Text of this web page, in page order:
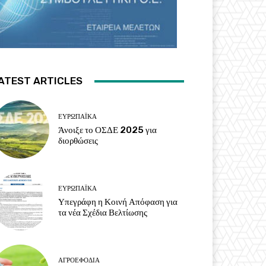
ARTICLES
ΕΥΡΩΠΑΪΚΆ
Άνοιξε το ΟΣΔΕ 2025 για
διορθώσεις
ΕΥΡΩΠΑΪΚΆ
Υπεγράφη η Κοινή Απόφαση για
τα νέα Σχέδια Βελτίωσης
ΑΓΡΟΕΦΌΔΙΑ